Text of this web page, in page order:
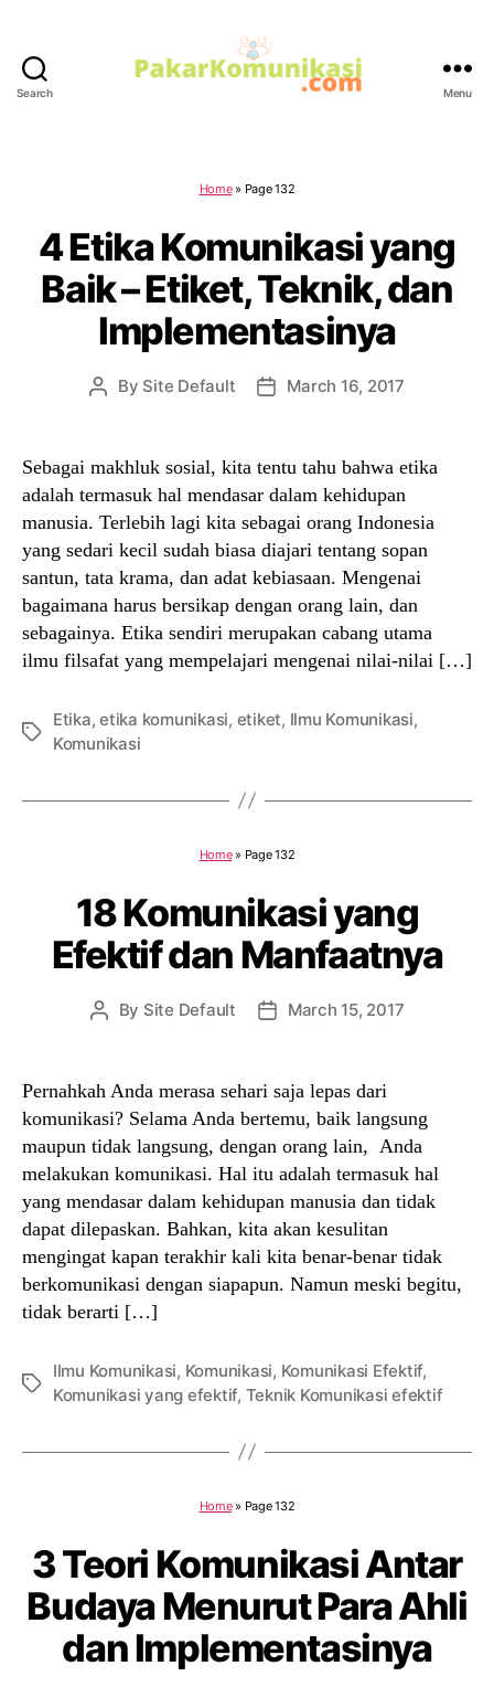
Search Menu
Home» Page 132
4 Etika Komunikasi yang
Baik – Etiket, Teknik, dan
Implementasinya
Post
By Site Default
PostMarch 16, 2017
Sebagai makhluk sosial, kita tentu tahu bahwa etika
adalah termasuk hal mendasar dalam kehidupan
manusia. Terlebih lagi kita sebagai orang Indonesia
yang sedari kecil sudah biasa diajari tentang sopan
santun, tata krama, dan adat kebiasaan. Mengenai
bagaimana harus bersikap dengan orang lain, dan
sebagainya. Etika sendiri merupakan cabang utama
ilmu filsafat yang mempelajari mengenai nilai-nilai […]
Tags
Etika,etika komunikasi, etiket, Ilmu Komunikasi,
Komunikasi
Home» Page 132
18 Komunikasi yang
Efektif dan Manfaatnya
Post
By Site Default
PostMarch 15, 2017
Pernahkah Anda merasa sehari saja lepas dari
komunikasi? Selama Anda bertemu, baik langsung
maupun tidak langsung, dengan orang lain, Anda
melakukan komunikasi. Hal itu adalah termasuk hal
yang mendasar dalam kehidupan manusia dan tidak
dapat dilepaskan. Bahkan, kita akan kesulitan
mengingat kapan terakhir kali kita benar-benar tidak
berkomunikasi dengan siapapun. Namun meski begitu,
tidak berarti […]
Tags
Ilmu Komunikasi, Komunikasi, Komunikasi Efektif,
Komunikasi yang efektif, Teknik Komunikasi efektif
Home» Page 132
3 Teori Komunikasi Antar
Budaya Menurut Para Ahli
dan Implementasinya